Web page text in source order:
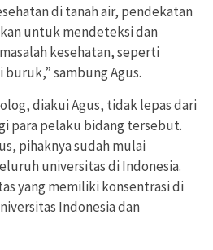
di tanah air, pendekatan
untuk mendeteksi dan
kesehatan, seperti
sambung Agus.
diakui Agus, tidak lepas dari
para pelaku bidang tersebut.
pihaknya sudah mulai
universitas di Indonesia.
yang memiliki konsentrasi di
Indonesia dan